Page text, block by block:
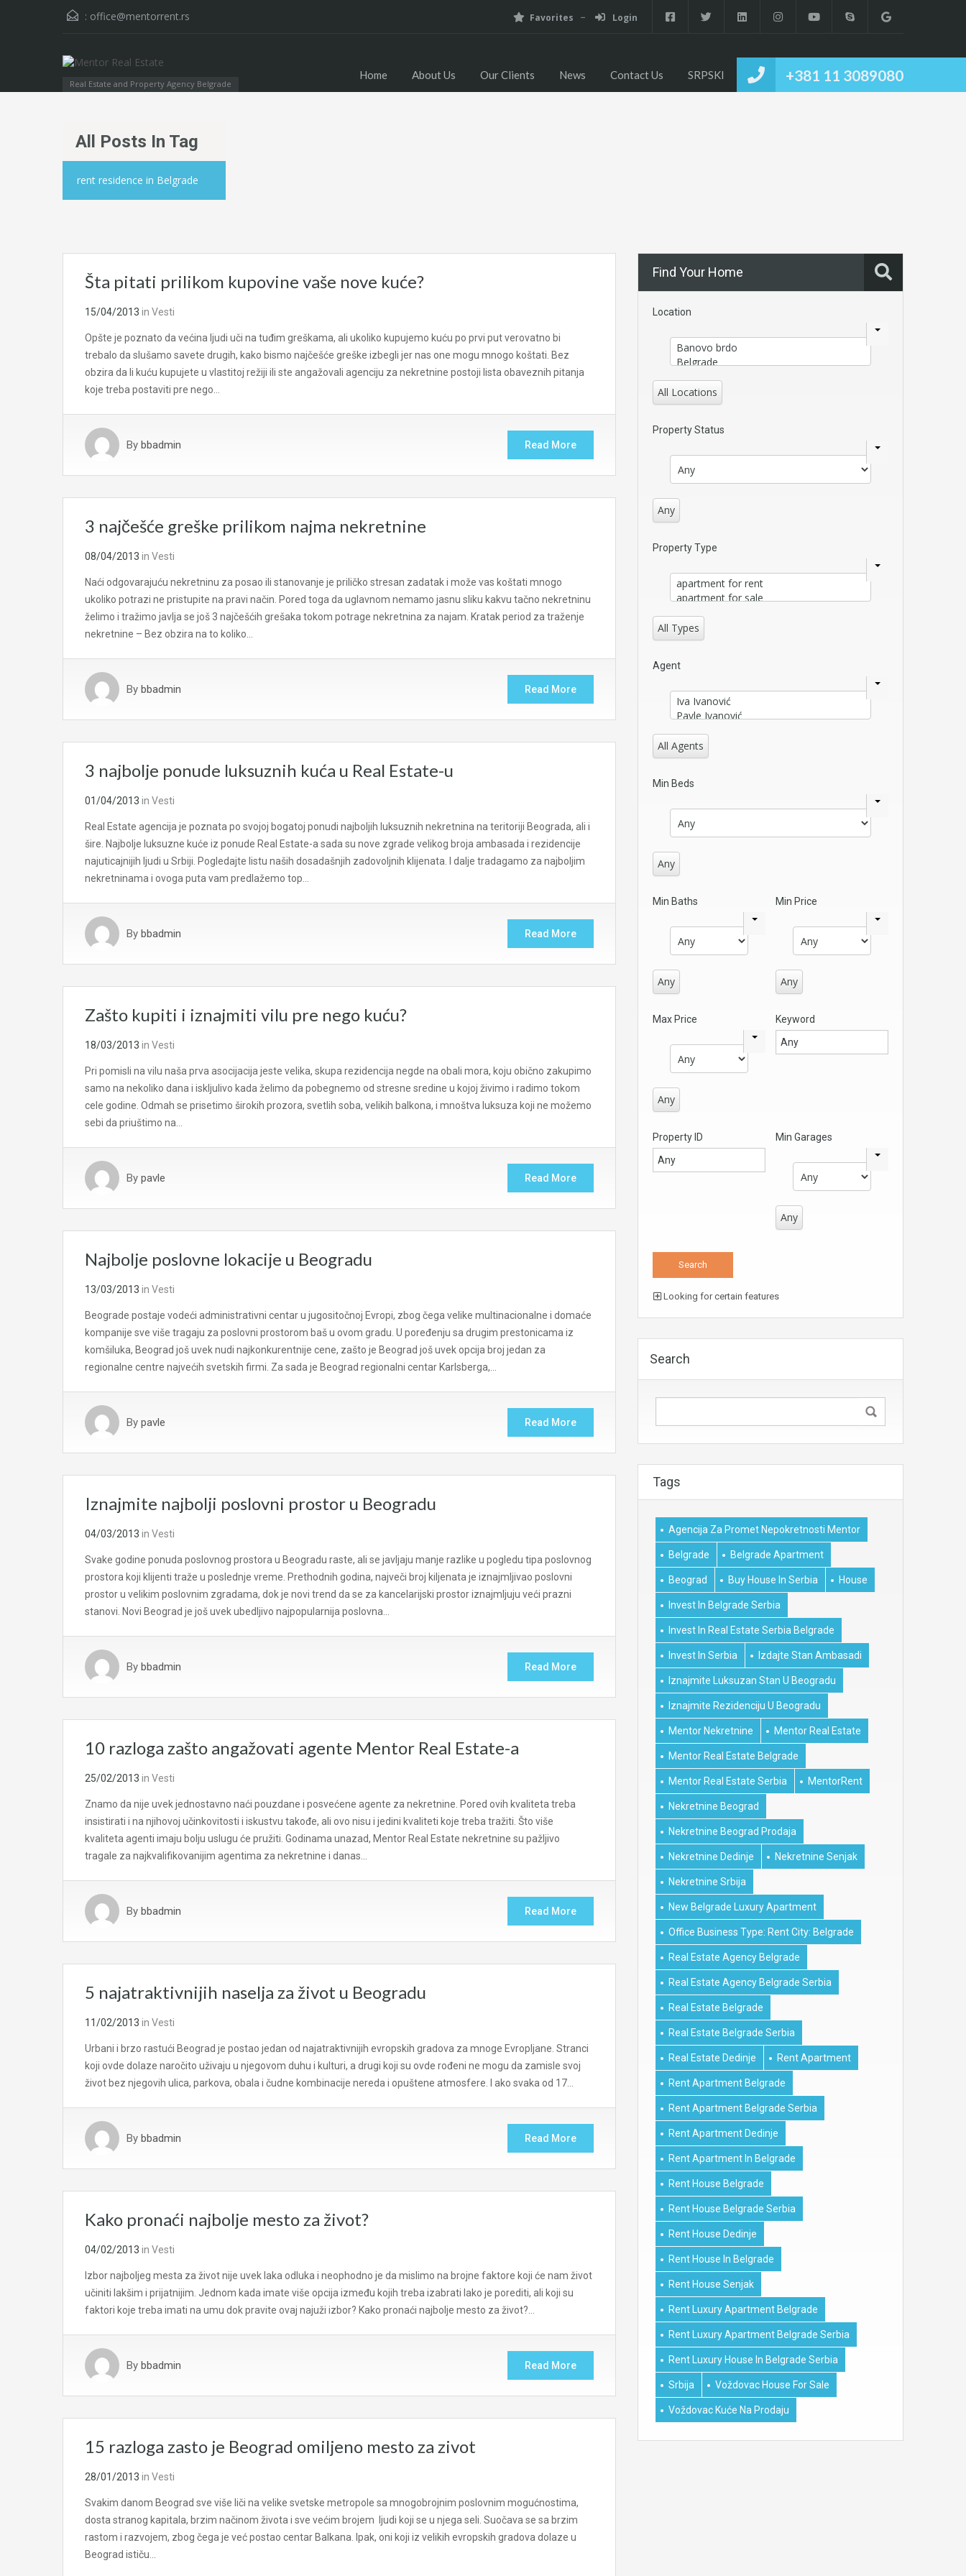
: office@mentorrent.rs Favorites Login
Real Estate and Property Agency Belgrade +381 11 3089080
Home About Us Our Clients News Contact Us SRPSKI
All Posts In Tag
rent residence in Belgrade
Šta pitati prilikom kupovine vaše nove kuće?
15/04/2013 in Vesti
Opšte je poznato da većina ljudi uči na tuđim greškama, ali ukoliko kupujemo kuću po prvi put verovatno bi
trebalo da slušamo savete drugih, kako bismo najčešće greške izbegli jer nas one mogu mnogo koštati. Bez
obzira da li kuću kupujete u vlastitoj režiji ili ste angažovali agenciju za nekretnine postoji lista obaveznih pitanja
koje treba postaviti pre nego…
By bbadmin Read More
3 najčešće greške prilikom najma nekretnine
08/04/2013 in Vesti
Naći odgovarajuću nekretninu za posao ili stanovanje je priličko stresan zadatak i može vas koštati mnogo
ukoliko potrazi ne pristupite na pravi način. Pored toga da uglavnom nemamo jasnu sliku kakvu tačno nekretninu
želimo i tražimo javlja se još 3 najčešćih grešaka tokom potrage nekretnina za najam. Kratak period za traženje
nekretnine – Bez obzira na to koliko…
By bbadmin Read More
3 najbolje ponude luksuznih kuća u Real Estate-u
01/04/2013 in Vesti
Real Estate agencija je poznata po svojoj bogatoj ponudi najboljih luksuznih nekretnina na teritoriji Beograda, ali i
šire. Najbolje luksuzne kuće iz ponude Real Estate-a sada su nove zgrade velikog broja ambasada i rezidencije
najuticajnijih ljudi u Srbiji. Pogledajte listu naših dosadašnjih zadovoljnih klijenata. I dalje tradagamo za najboljim
nekretninama i ovoga puta vam predlažemo top…
By bbadmin Read More
Zašto kupiti i iznajmiti vilu pre nego kuću?
18/03/2013 in Vesti
Pri pomisli na vilu naša prva asocijacija jeste velika, skupa rezidencija negde na obali mora, koju obično zakupimo
samo na nekoliko dana i iskljulivo kada želimo da pobegnemo od stresne sredine u kojoj živimo i radimo tokom
cele godine. Odmah se prisetimo širokih prozora, svetlih soba, velikih balkona, i mnoštva luksuza koji ne možemo
sebi da priuštimo na…
By pavle Read More
Najbolje poslovne lokacije u Beogradu
13/03/2013 in Vesti
Beograde postaje vodeći administrativni centar u jugositočnoj Evropi, zbog čega velike multinacionalne i domaće
kompanije sve više tragaju za poslovni prostorom baš u ovom gradu. U poređenju sa drugim prestonicama iz
komšiluka, Beograd još uvek nudi najkonkurentnije cene, zašto je Beograd još uvek opcija broj jedan za
regionalne centre najvećih svetskih firmi. Za sada je Beograd regionalni centar Karlsberga,…
By pavle Read More
Iznajmite najbolji poslovni prostor u Beogradu
04/03/2013 in Vesti
Svake godine ponuda poslovnog prostora u Beogradu raste, ali se javljaju manje razlike u pogledu tipa poslovnog
prostora koji klijenti traže u poslednje vreme. Prethodnih godina, največi broj kiljenata je iznajmljivao poslovni
prostor u velikim poslovnim zgradama, dok je novi trend da se za kancelarijski prostor iznajmljuju veći prazni
stanovi. Novi Beograd je još uvek ubedljivo najpopularnija poslovna…
By bbadmin Read More
10 razloga zašto angažovati agente Mentor Real Estate-a
25/02/2013 in Vesti
Znamo da nije uvek jednostavno naći pouzdane i posvećene agente za nekretnine. Pored ovih kvaliteta treba
insistirati i na njihovoj učinkovitosti i iskustvu takođe, ali ovo nisu i jedini kvaliteti koje treba tražiti. Što više
kvaliteta agenti imaju bolju uslugu će pružiti. Godinama unazad, Mentor Real Estate nekretnine su pažljivo
tragale za najkvalifikovanijim agentima za nekretnine i danas…
By bbadmin Read More
5 najatraktivnijih naselja za život u Beogradu
11/02/2013 in Vesti
Urbani i brzo rastući Beograd je postao jedan od najatraktivnijih evropskih gradova za mnoge Evropljane. Stranci
koji ovde dolaze naročito uživaju u njegovom duhu i kulturi, a drugi koji su ovde rođeni ne mogu da zamisle svoj
život bez njegovih ulica, parkova, obala i čudne kombinacije nereda i opuštene atmosfere. I ako svaka od 17…
By bbadmin Read More
Kako pronaći najbolje mesto za život?
04/02/2013 in Vesti
Izbor najboljeg mesta za život nije uvek laka odluka i neophodno je da mislimo na brojne faktore koji će nam život
učiniti lakšim i prijatnijim. Jednom kada imate više opcija između kojih treba izabrati lako je porediti, ali koji su
faktori koje treba imati na umu dok pravite ovaj najuži izbor? Kako pronaći najbolje mesto za život?…
By bbadmin Read More
15 razloga zasto je Beograd omiljeno mesto za zivot
28/01/2013 in Vesti
Svakim danom Beograd sve više liči na velike svetske metropole sa mnogobrojnim poslovnim mogućnostima,
dosta stranog kapitala, brzim načinom života i sve većim brojem ljudi koji se u njega seli. Suočava se sa brzim
rastom i razvojem, zbog čega je već postao centar Balkana. Ipak, oni koji iz velikih evropskih gradova dolaze u
Beograd ističu…
Find Your Home
Location
All Locations
Property Status
Any
Property Type
All Types
Agent
All Agents
Min Beds
Any
Min Baths
Any
Min Price
Any
Max Price
Any
Keyword
Property ID Min Garages
Any
Looking for certain features
Search
Tags
Agencija Za Promet Nepokretnosti Mentor
Belgrade Belgrade Apartment
Beograd Buy House In Serbia House
Invest In Belgrade Serbia
Invest In Real Estate Serbia Belgrade
Invest In Serbia Izdajte Stan Ambasadi
Iznajmite Luksuzan Stan U Beogradu
Iznajmite Rezidenciju U Beogradu
Mentor Nekretnine Mentor Real Estate
Mentor Real Estate Belgrade
Mentor Real Estate Serbia MentorRent
Nekretnine Beograd
Nekretnine Beograd Prodaja
Nekretnine Dedinje Nekretnine Senjak
Nekretnine Srbija
New Belgrade Luxury Apartment
Office Business Type: Rent City: Belgrade
Real Estate Agency Belgrade
Real Estate Agency Belgrade Serbia
Real Estate Belgrade
Real Estate Belgrade Serbia
Real Estate Dedinje Rent Apartment
Rent Apartment Belgrade
Rent Apartment Belgrade Serbia
Rent Apartment Dedinje
Rent Apartment In Belgrade
Rent House Belgrade
Rent House Belgrade Serbia
Rent House Dedinje
Rent House In Belgrade
Rent House Senjak
Rent Luxury Apartment Belgrade
Rent Luxury Apartment Belgrade Serbia
Rent Luxury House In Belgrade Serbia
Srbija Voždovac House For Sale
Voždovac Kuće Na Prodaju